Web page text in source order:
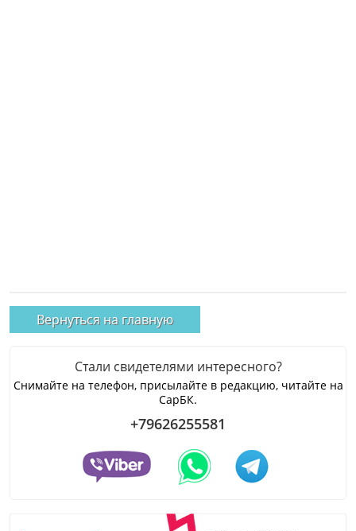
Вернуться на главную
Стали свидетелями интересного?
Снимайте на телефон, присылайте в редакцию, читайте на
СарБК.
+79626255581